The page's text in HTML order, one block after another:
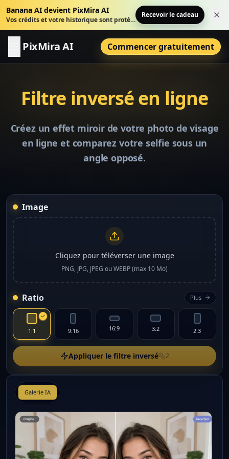
Banana AI devient PixMira AI
Vos crédits et votre historique sont protégés.
Recevoir le cadeau
PixMira AI Commencer gratuitement
Filtre inversé en ligne
Créez un effet miroir de votre photo de visage
en ligne et comparez votre selfie sous un
angle opposé.
Image
Cliquez pour téléverser une image
PNG, JPG, JPEG ou WEBP (max 10 Mo)
Ratio Plus
1:1 9:16 16:9 3:2 2:3
Appliquer le filtre inversé 2
Galerie IA